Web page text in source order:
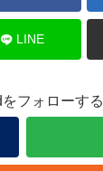
LINE
フォローする